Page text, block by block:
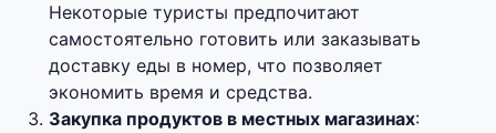
Некоторые туристы предпочитают
самостоятельно готовить или заказывать
доставку еды в номер, что позволяет
экономить время и средства.
Закупка продуктов в местных магазинах: